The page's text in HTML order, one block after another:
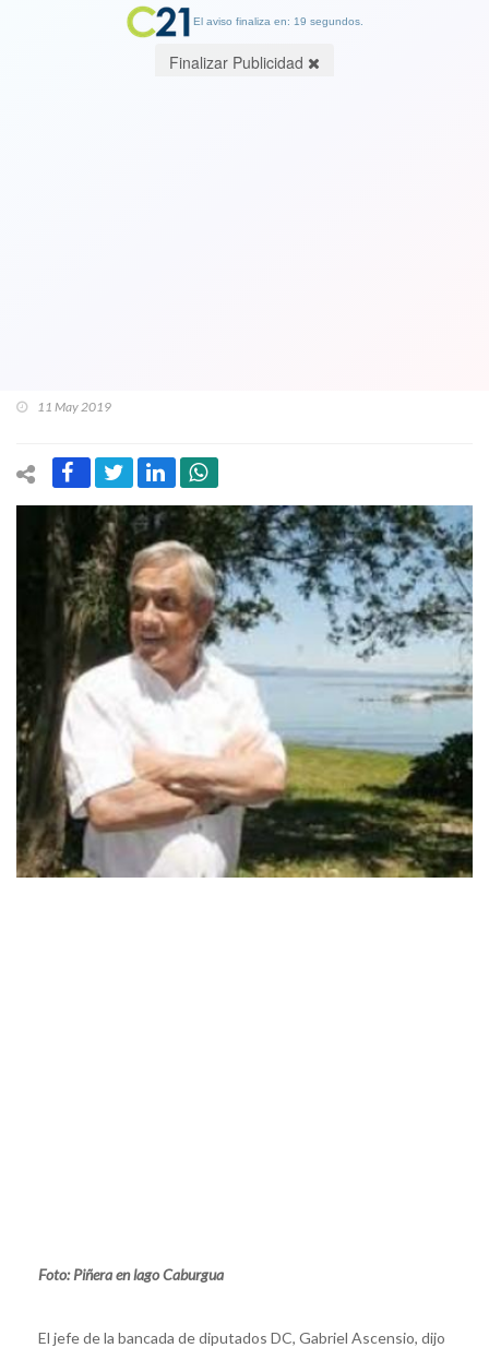
11 May 2019
Foto: Piñera en lago Caburgua
El jefe de la bancada de diputados DC, Gabriel Ascensio, dijo
El aviso finaliza en: 19 segundos.
Finalizar Publicidad